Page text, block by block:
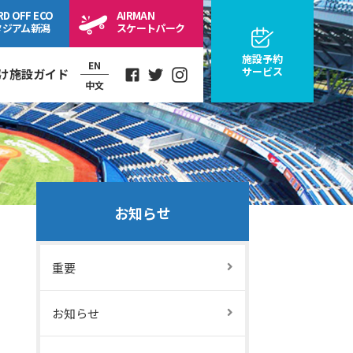
OFF ECO
アム新潟
AIRMAN
スケートパーク
施設ガイド
EN
中文
Instagram
施設予約
サービス
お知らせ
重要
お知らせ